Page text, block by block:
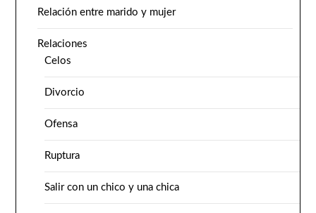
Relación entre marido y mujer
Relaciones
Celos
Divorcio
Ofensa
Ruptura
Salir con un chico y una chica